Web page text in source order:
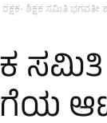
ರಕ್ಷಕ- ಶಿಕ್ಷಕ ಸಮಿತಿ